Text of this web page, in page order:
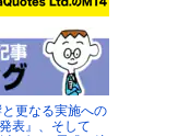
更なる実施への
表』、そして